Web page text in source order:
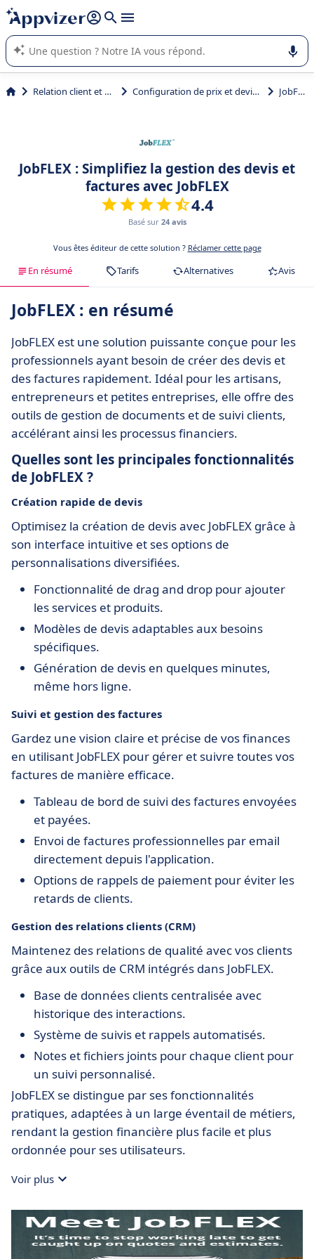
répondre (plusieurs lignes avec
L'IA de Appvizer vous guide dans l'utilisation ou la sélection de
logiciel SaaS en entreprise.
Relation client et vente Configuration de prix et devis (CPQ) JobFLEX
JobFLEX : Simplifiez la gestion des devis et
factures avec JobFLEX
4.4
Basé sur 24 avis
Vous êtes éditeur de cette solution ? Réclamer cette page
En résumé Tarifs Alternatives Avis
JobFLEX : en résumé
JobFLEX est une solution puissante conçue pour les
professionnels ayant besoin de créer des devis et
des factures rapidement. Idéal pour les artisans,
entrepreneurs et petites entreprises, elle offre des
outils de gestion de documents et de suivi clients,
accélérant ainsi les processus financiers.
Quelles sont les principales fonctionnalités
de JobFLEX ?
Création rapide de devis
Optimisez la création de devis avec JobFLEX grâce à
son interface intuitive et ses options de
personnalisations diversifiées.
Fonctionnalité de drag and drop pour ajouter
les services et produits.
Modèles de devis adaptables aux besoins
spécifiques.
Génération de devis en quelques minutes,
même hors ligne.
Suivi et gestion des factures
Gardez une vision claire et précise de vos finances
en utilisant JobFLEX pour gérer et suivre toutes vos
factures de manière efficace.
Tableau de bord de suivi des factures envoyées
et payées.
Envoi de factures professionnelles par email
directement depuis l'application.
Options de rappels de paiement pour éviter les
retards de clients.
Gestion des relations clients (CRM)
Maintenez des relations de qualité avec vos clients
grâce aux outils de CRM intégrés dans JobFLEX.
Base de données clients centralisée avec
historique des interactions.
Système de suivis et rappels automatisés.
Notes et fichiers joints pour chaque client pour
un suivi personnalisé.
JobFLEX se distingue par ses fonctionnalités
pratiques, adaptées à un large éventail de métiers,
rendant la gestion financière plus facile et plus
ordonnée pour ses utilisateurs.
Voir plus